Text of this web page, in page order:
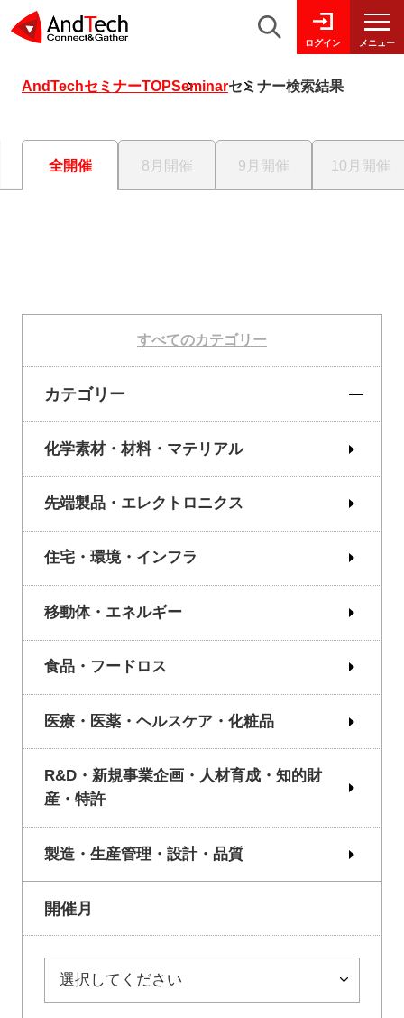
ログイン メニュー
AndTechセミナーTOPSeminarセミナー検索結果
全開催 8月開催 9月開催 10月開催
すべてのカテゴリー
カテゴリー
化学素材・材料・マテリアル
先端製品・エレクトロニクス
住宅・環境・インフラ
移動体・エネルギー
食品・フードロス
医療・医薬・ヘルスケア・化粧品
R&D・新規事業企画・人材育成・知的財
産・特許
製造・生産管理・設計・品質
開催月